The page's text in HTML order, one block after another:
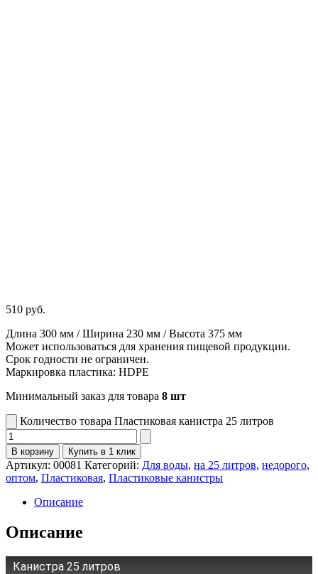
510 руб.
Длина 300 мм / Ширина 230 мм / Высота 375 мм
Может использоваться для хранения пищевой продукции.
Срок годности не ограничен.
Маркировка пластика: HDPE
Минимальный заказ для товара 8 шт
Количество товара Пластиковая канистра 25 литров
В корзину Купить в 1 клик
Артикул: 00081 Категорий: Для воды, на 25 литров, недорого,
оптом, Пластиковая, Пластиковые канистры
Описание
Описание
Канистра 25 литров